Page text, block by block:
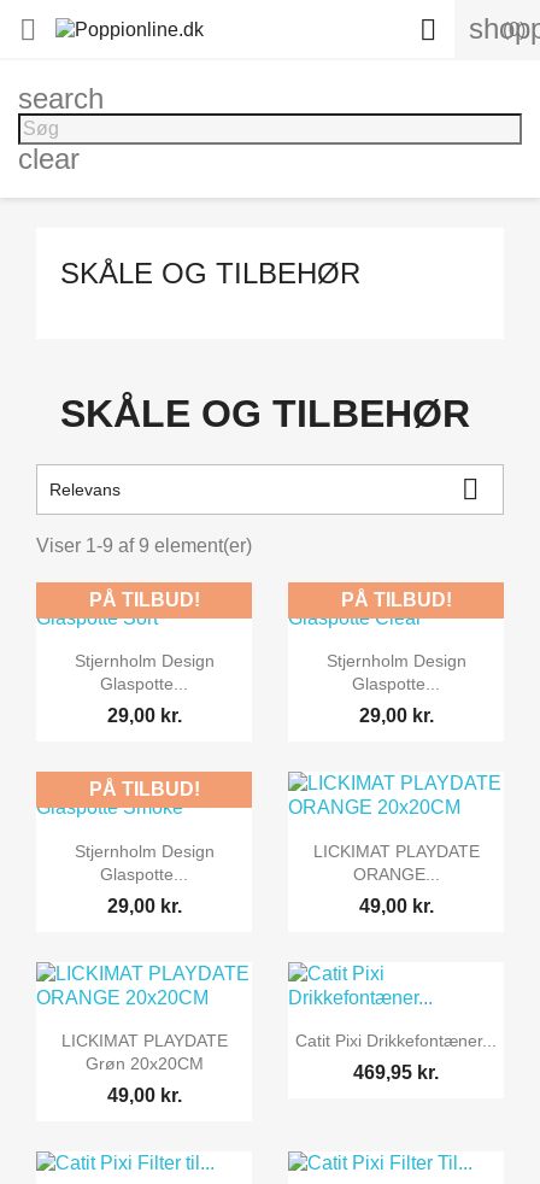
 (0)

search
clear
SKÅLE OG TILBEHØR
SKÅLE OG TILBEHØR
Relevans 
Viser 1-9 af 9 element(er)
 Vis her
Stjernholm Design
Glaspotte...
29,00 kr.
PÅ TILBUD!
 Vis her
Stjernholm Design
Glaspotte...
29,00 kr.
PÅ TILBUD!
 Vis her
Stjernholm Design
Glaspotte...
29,00 kr.
PÅ TILBUD!
 Vis her
LICKIMAT PLAYDATE
ORANGE...
49,00 kr.
 Vis her
LICKIMAT PLAYDATE
Grøn 20x20CM
49,00 kr.
 Vis her
Catit Pixi Drikkefontæner...
469,95 kr.